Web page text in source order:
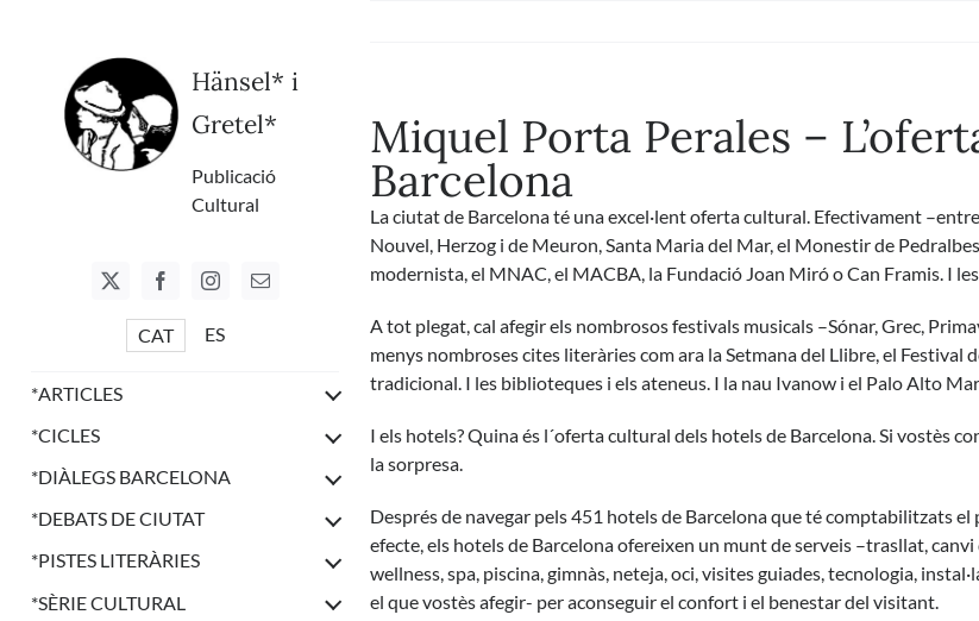
Hänsel* i
Gretel*
Publicació
Cultural
CAT ES
*ARTICLES
*CICLES
*DIÀLEGS BARCELONA
*DEBATS DE CIUTAT
*PISTES LITERÀRIES
*SÈRIE CULTURAL
Miquel Porta Perales –
Barcelona
La ciutat de Barcelona té una excel·lent oferta cultural. Efectivament
Nouvel, Herzog i de Meuron, Santa Maria del Mar, el Monestir de
modernista, el MNAC, el MACBA, la Fundació Joan Miró o Can Framis. I
A tot plegat, cal afegir els nombrosos festivals musicals –Sónar, Grec,
menys nombroses cites literàries com ara la Setmana del Llibre, el Festival
tradicional. I les biblioteques i els ateneus. I la nau Ivanow i el Palo Alto
I els hotels? Quina és l´oferta cultural dels hotels de Barcelona. Si vostès
la sorpresa.
Després de navegar pels 451 hotels de Barcelona que té comptabilitzats
efecte, els hotels de Barcelona ofereixen un munt de serveis –trasllat,
wellness, spa, piscina, gimnàs, neteja, oci, visites guiades, tecnologia,
el que vostès afegir- per aconseguir el confort i el benestar del visitant.